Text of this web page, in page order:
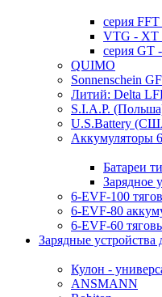
серия
VTG - XT
серия GT
QUIMO
Sonnenschein
Литий: Delta
S.I.A.P.
U.S.Battery
Аккумуляторы
Батареи
Зарядное
6-EVF-100
6-EVF-80
6-EVF-60
Зарядные
Кулон -
ANSMANN